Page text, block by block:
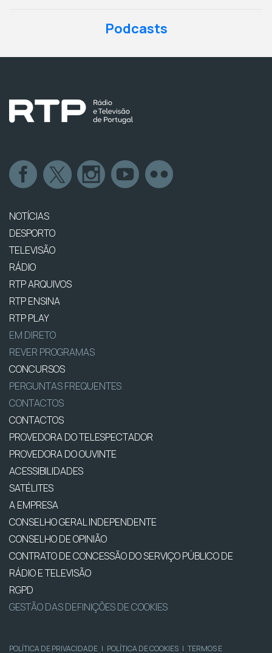
Podcasts
NOTÍCIAS
DESPORTO
TELEVISÃO
RÁDIO
RTP ARQUIVOS
RTP ENSINA
RTP PLAY
EM DIRETO
REVER PROGRAMAS
CONCURSOS
PERGUNTAS FREQUENTES
CONTACTOS
CONTACTOS
PROVEDORA DO TELESPECTADOR
PROVEDORA DO OUVINTE
ACESSIBILIDADES
SATÉLITES
A EMPRESA
CONSELHO GERAL INDEPENDENTE
CONSELHO DE OPINIÃO
CONTRATO DE CONCESSÃO DO SERVIÇO PÚBLICO DE
RÁDIO E TELEVISÃO
RGPD
GESTÃO DAS DEFINIÇÕES DE COOKIES
POLÍTICA DE PRIVACIDADE | POLÍTICA DE COOKIES | TERMOS E